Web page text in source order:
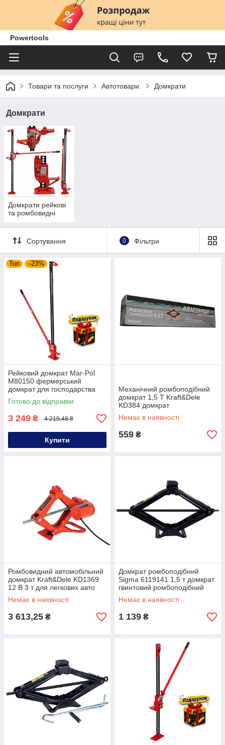
Powertools
Товари та послуги Автотовари. Домкрати
Домкрати
Домкрати рейкові
та ромбовидні
Сортування 0 Фільтри
Топ –23%
Рейковий домкрат Mar-Pol
M80150 фермерський
домкрат для господарства
рейковий домкрат
Готово до відправки
3 249 ₴ 4 219,48 ₴
Купити
Механічний ромбоподібний
домкрат 1,5 Т Kraft&Dele
KD384 домкрат
ромбоподібний механічний
Немає в наявності
559 ₴
Ромбовидний автомобільний
домкрат Kraft&Dele KD1369
12 В 3 т для легкових авто
Немає в наявності
3 613,25 ₴
Домкрат ромбоподібний
Sigma 6119141 1,5 т домкрат
гвинтовий ромбоподібний
110-390 мм
Немає в наявності
1 139 ₴